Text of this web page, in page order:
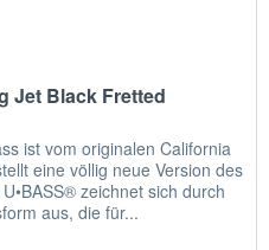
Jet Black Fretted
ist vom originalen California
eine völlig neue Version des
zeichnet sich durch
aus, die für...